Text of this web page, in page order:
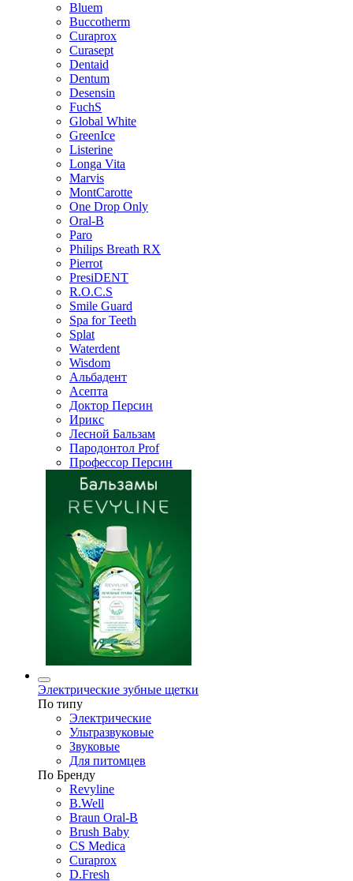
Bluem
Buccotherm
Curaprox
Curasept
Dentaid
Dentum
Desensin
FuchS
Global White
GreenIce
Listerine
Longa Vita
Marvis
MontCarotte
One Drop Only
Oral-B
Paro
Philips Breath RX
Pierrot
PresiDENT
R.O.C.S
Smile Guard
Spa for Teeth
Splat
Waterdent
Wisdom
Альбадент
Асепта
Доктор Персин
Ирикс
Лесной Бальзам
Пародонтол Prof
Профессор Персин
Электрические зубные щетки
По типу
Электрические
Ультразвуковые
Звуковые
Для питомцев
По Бренду
Revyline
B.Well
Braun Oral-B
Brush Baby
CS Medica
Curaprox
D.Fresh